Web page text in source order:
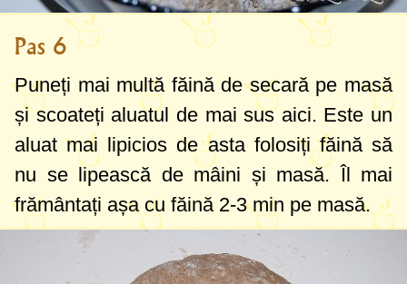
Pas 6
Puneți mai multă făină de secară pe masă
și scoateți aluatul de mai sus aici. Este un
aluat mai lipicios de asta folosiți făină să
nu se lipească de mâini și masă. Îl mai
frământați așa cu făină 2-3 min pe masă.